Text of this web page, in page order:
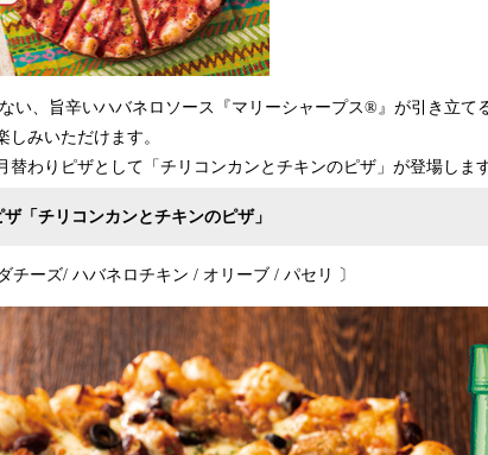
い、旨辛いハバネロソース『マリーシャープス®』が引き立て
しみいただけます。
替わりピザとして「チリコンカンとチキンのピザ」が登場します
ザ「 チリコンカンとチキンのピザ」
ーズ/ ハバネロチキン / オリーブ / パセリ 〕